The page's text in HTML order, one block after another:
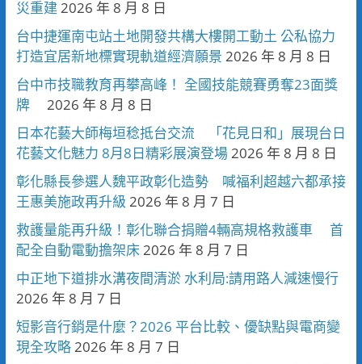
災重建 2026 年 8 月 8 日
台中捷運南屯站土地開發共構大樓開工動土 公私協力
打造宜居新地標實現軌道經濟願景 2026 年 8 月 8 日
台中市技職教育再攀高峰！ 全國技能競賽勇奪23面獎
牌
2026 年 8 月 8 日
日本花藝大師梅垣稔抵台交流 「花見日和」展現台日
花藝文化魅力 8月8日精彩展演登場 2026 年 8 月 8 日
彰化縣長參選人魏平政彰化造勢 喊福利超越六都承接
王惠美施政再升級 2026 年 8 月 7 日
救護量能再升級！彰化聯合捐贈4輛高規格救護車 首
配全自動電動擔架床 2026 年 8 月 7 日
中正地下道排水溝夜間清淤 水利局:請用路人減速慢行
2026 年 8 月 7 日
短影音行銷是什麼？2026 平台比較、優缺點與電商變
現全攻略 2026 年 8 月 7 日